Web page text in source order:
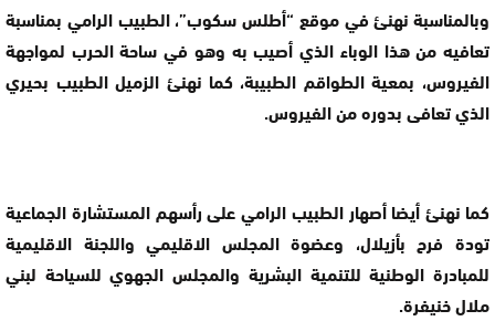
وبالمناسبة نهنئ في موقع “أطلس سكوب”، الطبيب الرامي بمناسبة
تعافيه من هذا الوباء الذي أصيب به وهو في ساحة الحرب لمواجهة
الفيروس، بمعية الطواقم الطبيبة، كما نهنئ الزميل الطبيب بحيري
الذي تعافى بدوره من الفيروس.
كما نهنئ أيضا أصهار الطبيب الرامي على رأسهم المستشارة الجماعية
تودة فرح بأزيلال، وعضوة المجلس الاقليمي واللجنة الاقليمية
للمبادرة الوطنية للتنمية البشرية والمجلس الجهوي للسياحة لبني
ملال خنيفرة.